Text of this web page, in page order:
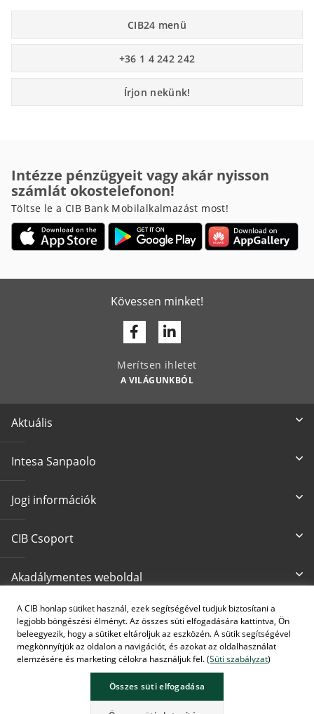
A CIB honlap sütiket használ, ezek segítségével tudjuk biztosítani a
legjobb böngészési élményt. Az összes süti elfogadására kattintva, Ön
beleegyezik, hogy a sütiket eltároljuk az eszközén. A sütik segítségével
megkönnyítjük az oldalon a navigációt, és azokat az oldalhasználat
elemzésére és marketing célokra használjuk fel. (Süti szabályzat)
Összes süti elfogadása
CIB24 menü
+36 1 4 242 242
Írjon nekünk!
Intézze pénzügyeit vagy akár nyisson
számlát okostelefonon!
Töltse le a CIB Bank Mobilalkalmazást most!
Kövessen minket!
FacebookLinkedin
Merítsen ihletet
A VILÁGUNKBÓL
Aktuális
Intesa Sanpaolo
Jogi információk
CIB Csoport
Akadálymentes weboldal
Írjon nekünk
cib@cib.hu
CIB24 ügyfélszolgálat
(+36 1) 4 242 242